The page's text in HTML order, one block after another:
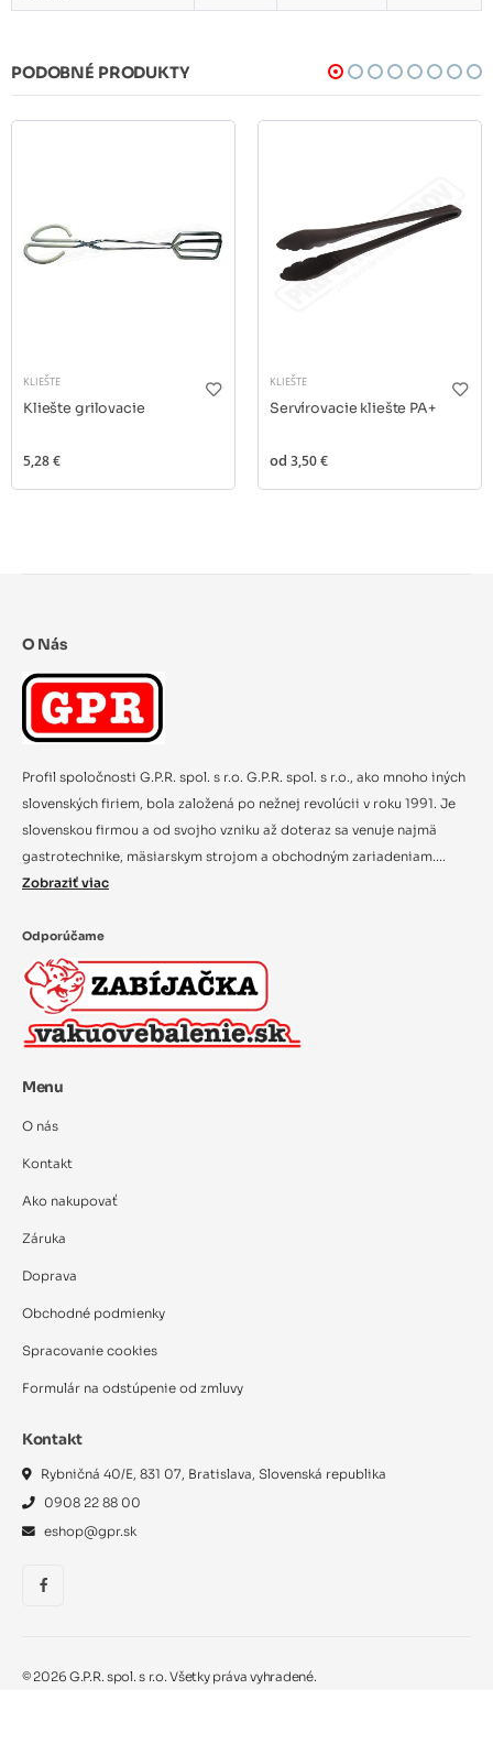
PODOBNÉ PRODUKTY
KLIEŠTE
Kliešte grilovacie
5,28 €
KLIEŠTE
Servírovacie kliešte PA+
od 3,50 €
O Nás
Profil spoločnosti G.P.R. spol. s r.o. G.P.R. spol. s r.o., ako mnoho iných
slovenských firiem, bola založená po nežnej revolúcii v roku 1991. Je
slovenskou firmou a od svojho vzniku až doteraz sa venuje najmä
gastrotechnike, mäsiarskym strojom a obchodným zariadeniam....
Zobraziť viac
Odporúčame
Menu
O nás
Kontakt
Ako nakupovať
Záruka
Doprava
Obchodné podmienky
Spracovanie cookies
Formulár na odstúpenie od zmluvy
Kontakt
Rybničná 40/E, 831 07, Bratislava, Slovenská republika
0908 22 88 00
eshop@gpr.sk
© 2026 G.P.R. spol. s r.o. Všetky práva vyhradené.